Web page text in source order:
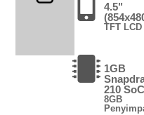
4.5"
TFT LCD
1GB
210 SoC
8GB